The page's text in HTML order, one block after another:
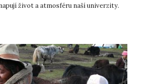
život a atmosféru naší univerzity.